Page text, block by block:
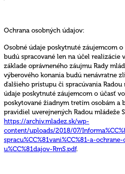
Ochrana osobných údajov:
Osobné údaje poskytnuté záujemcom
budú spracované len na účel realizácie
základe oprávneného záujmu Rady
výberového konania budú nenávratne
ďalšieho prístupu či spracúvania Radou
údaje poskytnuté záujemcom o účasť
poskytované žiadnym tretím osobám a
pravidiel uverejnených Radou mládeže
https://archiv.mladez.sk/wp-
content/uploads/2018/07/
spracu%CC%81vani%CC%81-a-
u%CC%81dajov-RmS.pdf.